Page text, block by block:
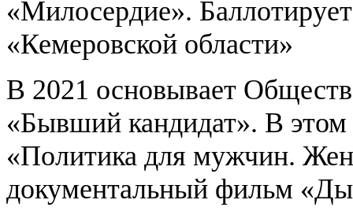
«Милосердие».
«Кемеровской области»
В 2021 основывает
«Бывший кандидат». В этом
«Политика для мужчин.
документальный фильм